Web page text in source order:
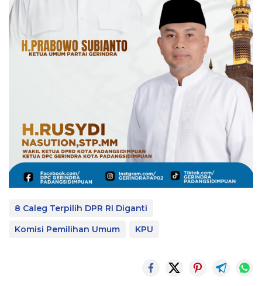
8 Caleg Terpilih DPR RI Diganti
Komisi Pemilihan Umum
KPU